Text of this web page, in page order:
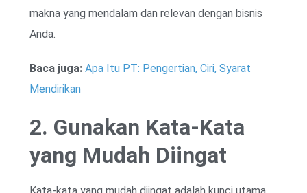
makna yang mendalam dan relevan dengan bisnis
Anda.
Baca juga: Apa Itu PT: Pengertian, Ciri, Syarat
Mendirikan
2. Gunakan Kata-Kata
yang Mudah Diingat
Kata-kata yang mudah diingat adalah kunci utama